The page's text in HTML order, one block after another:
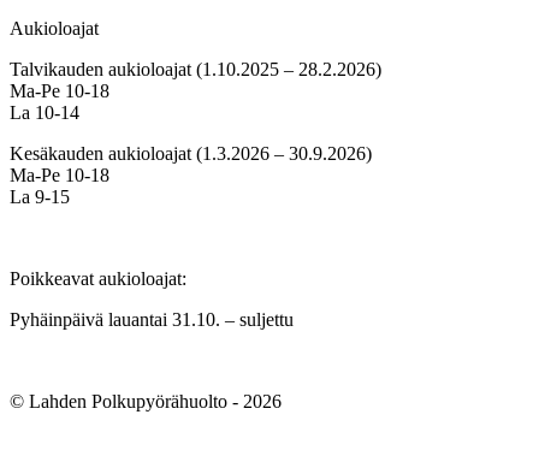
Aukioloajat
Talvikauden aukioloajat (1.10.2025 – 28.2.2026)
Ma-Pe 10-18
La 10-14
Kesäkauden aukioloajat (1.3.2026 – 30.9.2026)
Ma-Pe 10-18
La 9-15
Poikkeavat aukioloajat:
Pyhäinpäivä lauantai 31.10. – suljettu
© Lahden Polkupyörähuolto - 2026